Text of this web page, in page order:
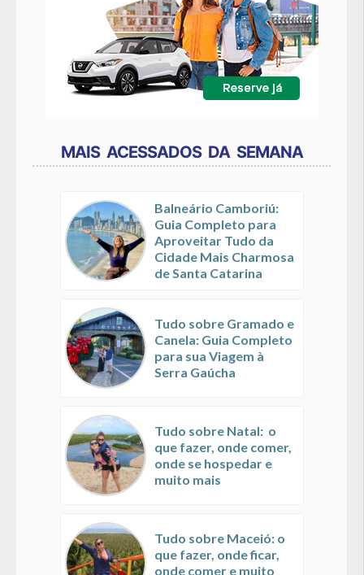
MAIS ACESSADOS DA SEMANA
Balneário Camboriú:
Guia Completo para
Aproveitar Tudo da
Cidade Mais Charmosa
de Santa Catarina
Tudo sobre Gramado e
Canela: Guia Completo
para sua Viagem à
Serra Gaúcha
Tudo sobre Natal: o
que fazer, onde comer,
onde se hospedar e
muito mais
Tudo sobre Maceió: o
que fazer, onde ficar,
onde comer e muito